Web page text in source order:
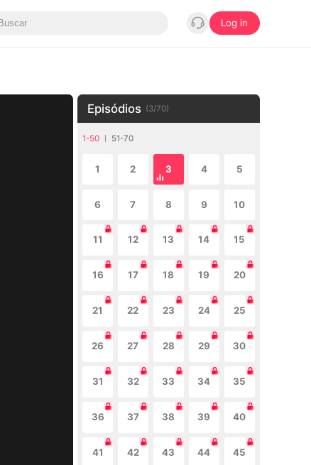
Log in
Episódios (3/70)
1-50 51-70
1 2 3 4 5
6 7 8 9 10
11 12 13 14 15
16 17 18 19 20
21 22 23 24 25
26 27 28 29 30
31 32 33 34 35
36 37 38 39 40
41 42 43 44 45